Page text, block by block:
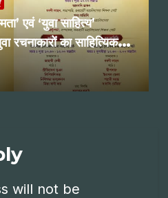
एवं ‘युवा साहित्य’
रचनाकारों का साहित्यिक
will not be